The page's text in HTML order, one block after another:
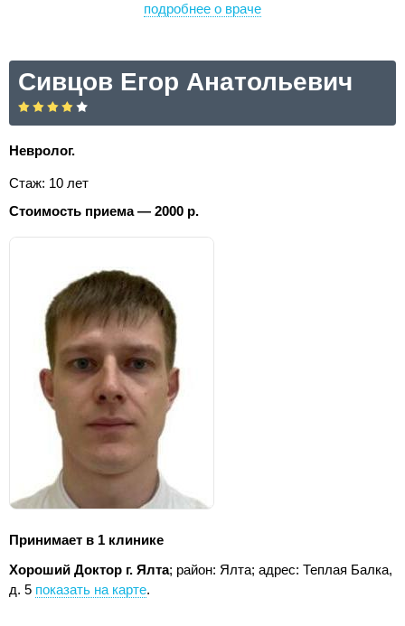
подробнее о враче
Сивцов Егор Анатольевич
Невролог.
Стаж: 10 лет
Стоимость приема — 2000 р.
Принимает в 1 клинике
Хороший Доктор г. Ялта; район: Ялта; адрес: Теплая Балка,
д. 5 показать на карте.